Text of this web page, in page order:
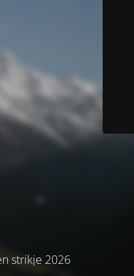
strikje 2026